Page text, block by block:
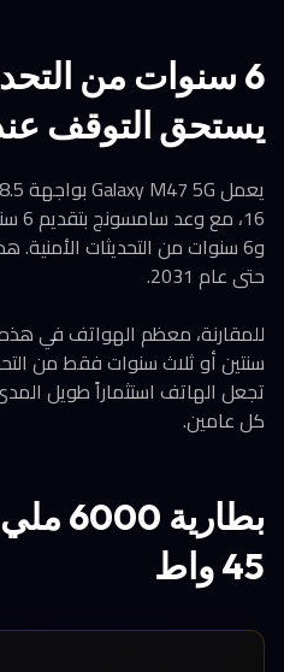
6 سنوات من
يستحق التوقف
و6 سنوات من التحديثات الأمنية.
حتى عام 2031.
للمقارنة، معظم الهواتف في
سنتين أو ثلاث سنوات فقط من
تجعل الهاتف استثماراً طويل
كل عامين.
45 واط